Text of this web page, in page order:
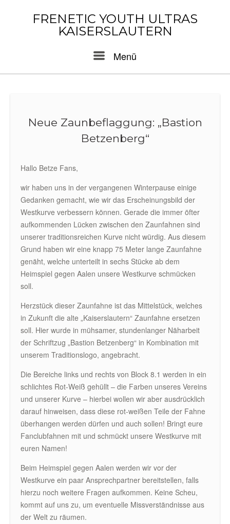
FRENETIC YOUTH ULTRAS
KAISERSLAUTERN
Menü
Neue Zaunbeflaggung: „Bastion
Betzenberg“
Hallo Betze Fans,
wir haben uns in der vergangenen Winterpause einige
Gedanken gemacht, wie wir das Erscheinungsbild der
Westkurve verbessern können. Gerade die immer öfter
aufkommenden Lücken zwischen den Zaunfahnen sind
unserer traditionsreichen Kurve nicht würdig. Aus diesem
Grund haben wir eine knapp 75 Meter lange Zaunfahne
genäht, welche unterteilt in sechs Stücke ab dem
Heimspiel gegen Aalen unsere Westkurve schmücken
soll.
Herzstück dieser Zaunfahne ist das Mittelstück, welches
in Zukunft die alte „Kaiserslautern“ Zaunfahne ersetzen
soll. Hier wurde in mühsamer, stundenlanger Näharbeit
der Schriftzug „Bastion Betzenberg“ in Kombination mit
unserem Traditionslogo, angebracht.
Die Bereiche links und rechts von Block 8.1 werden in ein
schlichtes Rot-Weiß gehüllt – die Farben unseres Vereins
und unserer Kurve – hierbei wollen wir aber ausdrücklich
darauf hinweisen, dass diese rot-weißen Teile der Fahne
überhangen werden dürfen und auch sollen! Bringt eure
Fanclubfahnen mit und schmückt unsere Westkurve mit
euren Namen!
Beim Heimspiel gegen Aalen werden wir vor der
Westkurve ein paar Ansprechpartner bereitstellen, falls
hierzu noch weitere Fragen aufkommen. Keine Scheu,
kommt auf uns zu, um eventuelle Missverständnisse aus
der Welt zu räumen.